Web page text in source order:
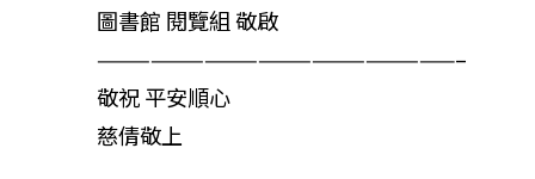
圖書館 閱覽組 敬啟
————————————————————–
敬祝 平安順心
慈倩敬上